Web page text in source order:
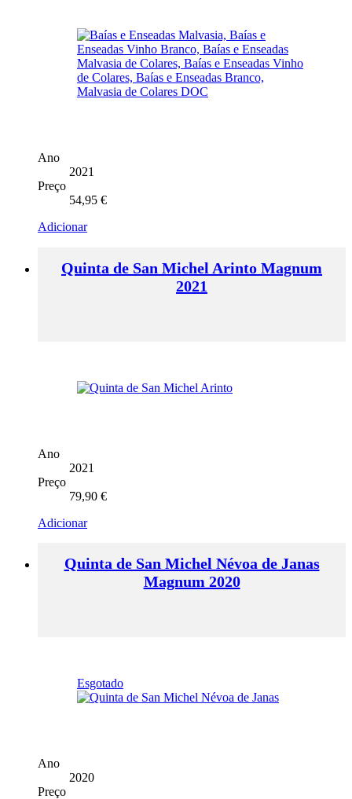
Ano
2021
Preço
54,95 €
Adicionar
Quinta de San Michel Arinto Magnum
2021
Ano
2021
Preço
79,90 €
Adicionar
Quinta de San Michel Névoa de Janas
Magnum 2020
Esgotado
Ano
2020
Preço